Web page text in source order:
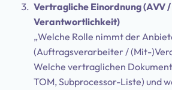
Vertragliche Einordnung (AVV
Verantwortlichkeit)
„Welche Rolle nimmt der
(Auftragsverarbeiter / (Mit-
Welche vertraglichen
TOM, Subprocessor-Liste) und